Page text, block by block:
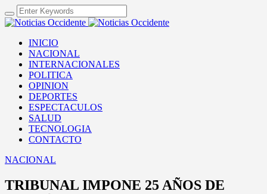
INICIO
NACIONAL
INTERNACIONALES
POLITICA
OPINION
DEPORTES
ESPECTACULOS
SALUD
TECNOLOGIA
CONTACTO
NACIONAL
TRIBUNAL IMPONE 25 AÑOS DE